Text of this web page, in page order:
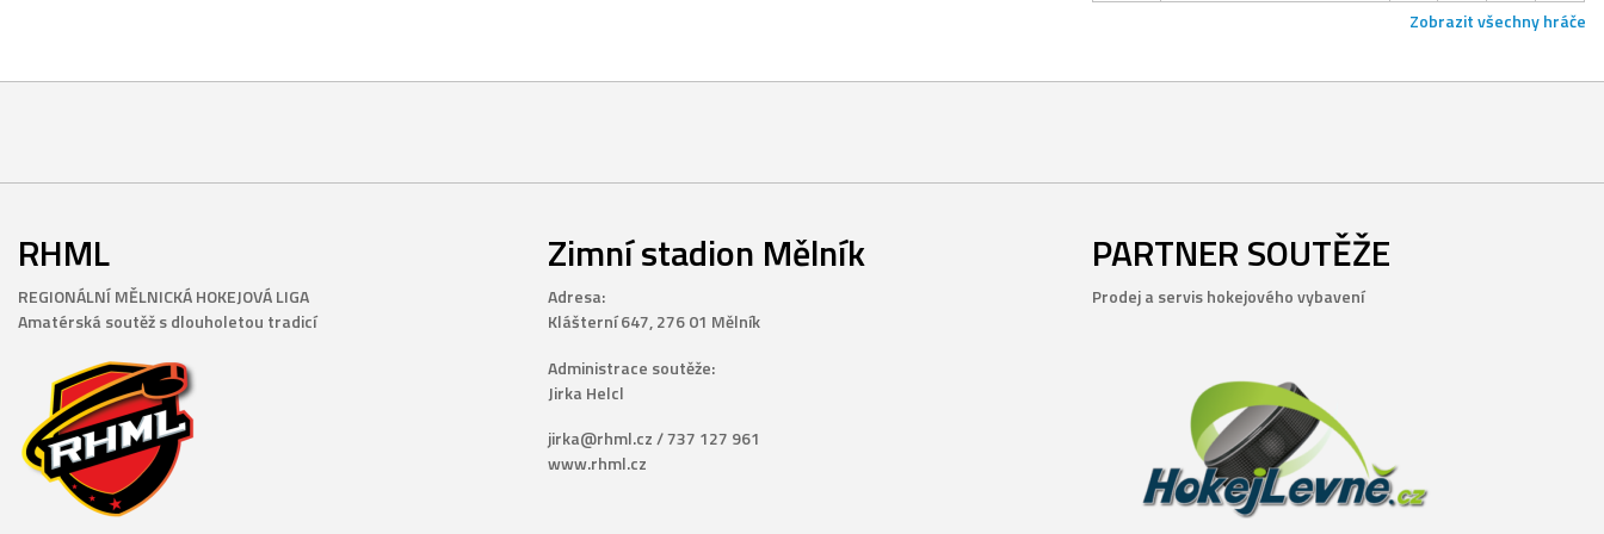
Zobrazit všechny hráče
RHML
REGIONÁLNÍ MĚLNICKÁ HOKEJOVÁ LIGA
Amatérská soutěž s dlouholetou tradicí
Zimní stadion Mělník
Adresa:
Klášterní 647, 276 01 Mělník
Administrace soutěže:
Jirka Helcl
jirka@rhml.cz / 737 127 961
www.rhml.cz
PARTNER SOUTĚŽE
Prodej a servis hokejového vybavení